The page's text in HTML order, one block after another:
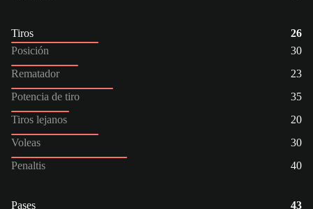
Tiros
26
Posición
30
Rematador
23
Potencia de tiro
35
Tiros lejanos
20
Voleas
30
Penaltis
40
Pases
43